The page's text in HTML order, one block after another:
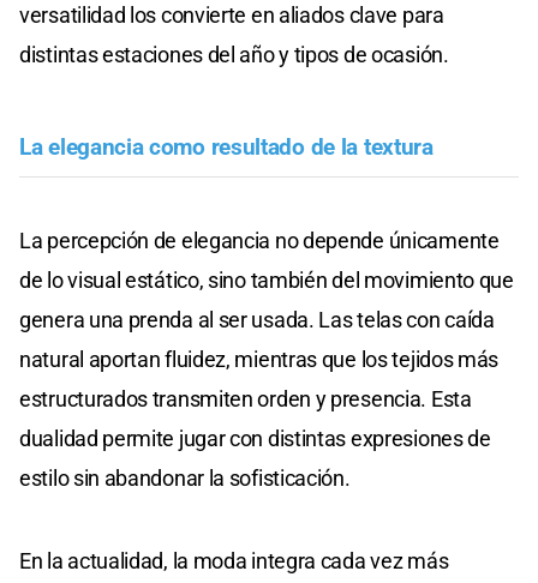
versatilidad los convierte en aliados clave para
distintas estaciones del año y tipos de ocasión.
La elegancia como resultado de la textura
La percepción de elegancia no depende únicamente
de lo visual estático, sino también del movimiento que
genera una prenda al ser usada. Las telas con caída
natural aportan fluidez, mientras que los tejidos más
estructurados transmiten orden y presencia. Esta
dualidad permite jugar con distintas expresiones de
estilo sin abandonar la sofisticación.
En la actualidad, la moda integra cada vez más